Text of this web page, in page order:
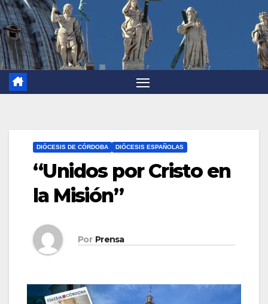
DIÓCESIS DE CÓRDOBA DIÓCESIS ESPAÑOLAS
“Unidos por Cristo en
la Misión”
Por Prensa